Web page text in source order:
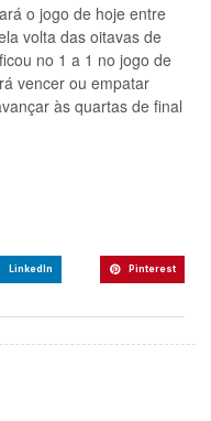
o jogo de hoje entre
volta das oitavas de
no 1 a 1 no jogo de
vencer ou empatar
às quartas de final
LinkedIn Pinterest